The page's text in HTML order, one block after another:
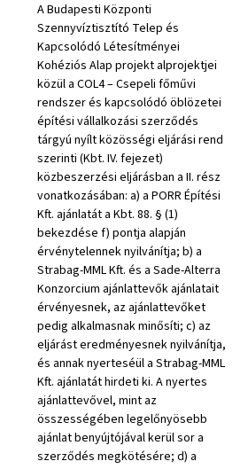
A Budapesti Központi
Szennyvíztisztító Telep és
Kapcsolódó Létesítményei
Kohéziós Alap projekt alprojektjei
közül a COL4 – Csepeli főművi
rendszer és kapcsolódó öblözetei
építési vállalkozási szerződés
tárgyú nyílt közösségi eljárási rend
szerinti (Kbt. IV. fejezet)
közbeszerzési eljárásban a II. rész
vonatkozásában: a) a PORR Építési
Kft. ajánlatát a Kbt. 88. § (1)
bekezdése f) pontja alapján
érvénytelennek nyilvánítja; b) a
Strabag-MML Kft. és a Sade-Alterra
Konzorcium ajánlattevők ajánlatait
érvényesnek, az ajánlattevőket
pedig alkalmasnak minősíti; c) az
eljárást eredményesnek nyilvánítja,
és annak nyerteséül a Strabag-MML
Kft. ajánlatát hirdeti ki. A nyertes
ajánlattevővel, mint az
összességében legelőnyösebb
ajánlat benyújtójával kerül sor a
szerződés megkötésére; d) a